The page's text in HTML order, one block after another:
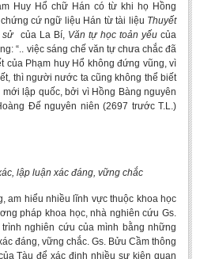
Huy Hổ chữ Hán có từ khi họ Hồng
cứ ngữ liệu Hán từ tài liệu Thuyết
sử của La Bí, Văn tự học toản yếucủa
“.. việc sáng chế văn tự chưa chắc đã
của Phạm huy Hổ không đứng vũng, vì
thì người nước ta cũng không thể biết
lập quốc, bởi vì Hồng Bàng nguyên
Đế nguyên niên (2697 trước T.L.)
lập luận xác đáng, vững chắc
hiểu nhiều lĩnh vực thuộc khoa học
pháp khoa học, nhà nghiên cứu Gs.
nghiên cứu của mình bằng những
đáng, vững chắc. Gs. Bửu Cầm thông
Tàu để xác định nhiều sự kiện quan